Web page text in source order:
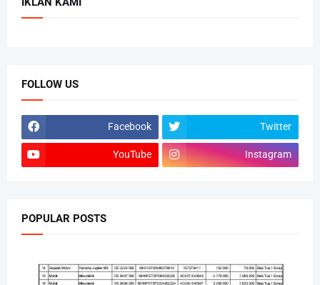
FOLLOW US
Facebook Twitter
YouTube Instagram
POPULAR POSTS